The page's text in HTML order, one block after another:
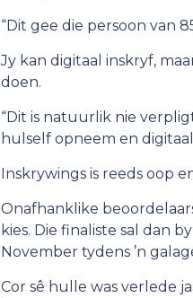
“Dit gee die persoon van
Jy kan digitaal inskryf,
doen.
“Dit is natuurlik nie
hulself opneem en digitaal
Inskrywings is reeds oop
Onafhanklike
kies. Die finaliste sal dan
November tydens ’n
Cor sê hulle was verlede